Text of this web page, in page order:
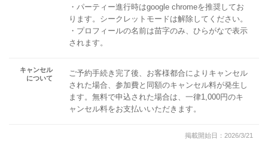
・パーティー進行時はgoogle chromeを推奨してお
ります。シークレットモードは解除してください。
・プロフィールの名前は苗字のみ、ひらがなで表示
されます。
キャンセル
について
ご予約手続き完了後、お客様都合によりキャンセル
された場合、参加費と同額のキャンセル料が発生し
ます。無料で申込された場合は、一律1,000円のキ
ャンセル料をお支払いいただきます。
掲載開始日：2026/3/21